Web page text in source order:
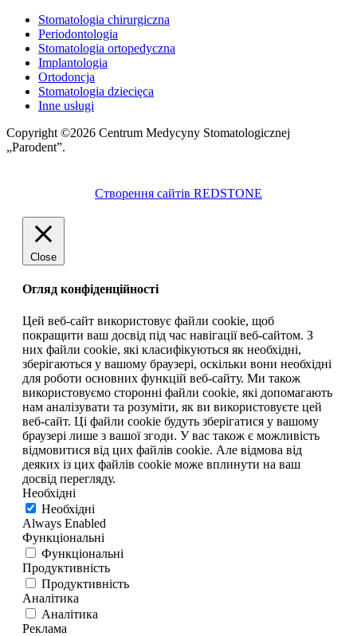
Stomatologia chirurgiczna
Periodontologia
Stomatologia ortopedyczna
Implantologia
Ortodoncja
Stomatologia dziecięca
Inne usługi
Copyright ©2026 Centrum Medycyny Stomatologicznej
„Parodent”.
Створення сайтів REDSTONE
Close
Огляд конфіденційності
Цей веб-сайт використовує файли cookie, щоб
покращити ваш досвід під час навігації веб-сайтом. З
них файли cookie, які класифікуються як необхідні,
зберігаються у вашому браузері, оскільки вони необхідні
для роботи основних функцій веб-сайту. Ми також
використовуємо сторонні файли cookie, які допомагають
нам аналізувати та розуміти, як ви використовуєте цей
веб-сайт. Ці файли cookie будуть зберігатися у вашому
браузері лише з вашої згоди. У вас також є можливість
відмовитися від цих файлів cookie. Але відмова від
деяких із цих файлів cookie може вплинути на ваш
досвід перегляду.
Необхідні
Необхідні
Always Enabled
Функціональні
Функціональні
Продуктивність
Продуктивність
Аналітика
Аналітика
Реклама